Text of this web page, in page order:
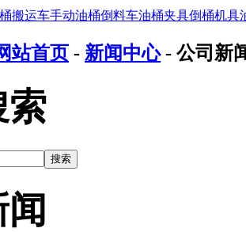
搬运车手动油桶倒料车油桶夹具倒桶机具
站首页 - 新闻中心- 公司新
索